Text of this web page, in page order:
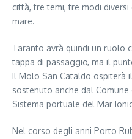
città, tre temi, tre modi
mare.
Taranto avrà quindi un ruolo
tappa di passaggio, ma il
Il Molo San Cataldo ospiterà
sostenuto anche dal
Sistema portuale del Mar
Nel corso degli anni Porto